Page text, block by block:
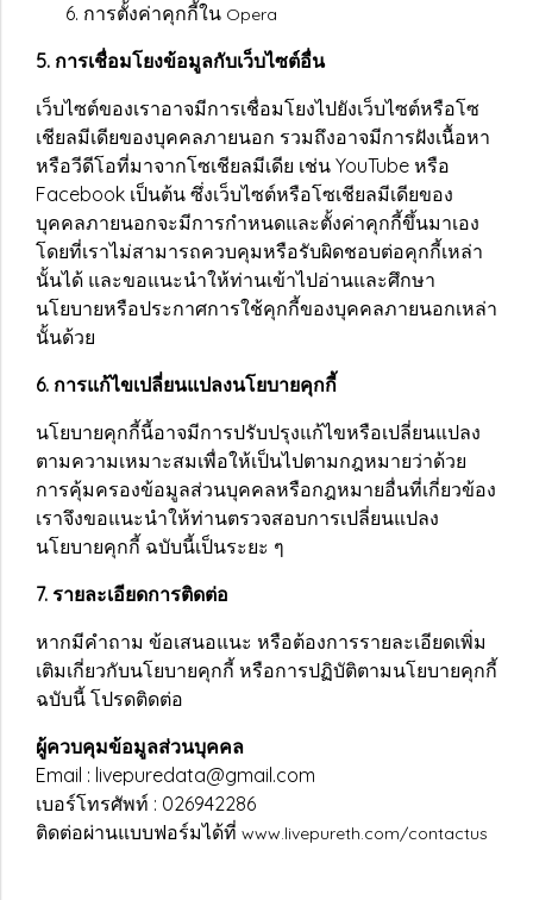
การตั้งค่าคุกกี้ใน Opera
5. การเชื่อมโยงข้อมูลกับเว็บไซต์อื่น
เว็บไซต์ของเราอาจมีการเชื่อมโยงไปยังเว็บไซต์หรือโซ
เชียลมีเดียของบุคคลภายนอก รวมถึงอาจมีการฝังเนื้อหา
หรือวีดีโอที่มาจากโซเชียลมีเดีย เช่น YouTube หรือ
Facebook เป็นต้น ซึ่งเว็บไซต์หรือโซเชียลมีเดียของ
บุคคลภายนอกจะมีการกำหนดและตั้งค่าคุกกี้ขึ้นมาเอง
โดยที่เราไม่สามารถควบคุมหรือรับผิดชอบต่อคุกกี้เหล่า
นั้นได้ และขอแนะนำให้ท่านเข้าไปอ่านและศึกษา
นโยบายหรือประกาศการใช้คุกกี้ของบุคคลภายนอกเหล่า
นั้นด้วย
6. การแก้ไขเปลี่ยนแปลงนโยบายคุกกี้
นโยบายคุกกี้นี้อาจมีการปรับปรุงแก้ไขหรือเปลี่ยนแปลง
ตามความเหมาะสมเพื่อให้เป็นไปตามกฎหมายว่าด้วย
การคุ้มครองข้อมูลส่วนบุคคลหรือกฎหมายอื่นที่เกี่ยวข้อง
เราจึงขอแนะนำให้ท่านตรวจสอบการเปลี่ยนแปลง
นโยบายคุกกี้ ฉบับนี้เป็นระยะ ๆ
7. รายละเอียดการติดต่อ
หากมีคำถาม ข้อเสนอแนะ หรือต้องการรายละเอียดเพิ่ม
เติมเกี่ยวกับนโยบายคุกกี้ หรือการปฏิบัติตามนโยบายคุกกี้
ฉบับนี้ โปรดติดต่อ
ผู้ควบคุมข้อมูลส่วนบุคคล
Email : livepuredata@gmail.com
เบอร์โทรศัพท์ : 026942286
ติดต่อผ่านแบบฟอร์มได้ที่ www.livepureth.com/contactus